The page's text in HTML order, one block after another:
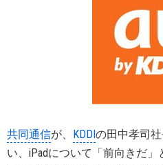
共同通信が、 KDDIの田中孝司
い、iPadについて「前向きだ